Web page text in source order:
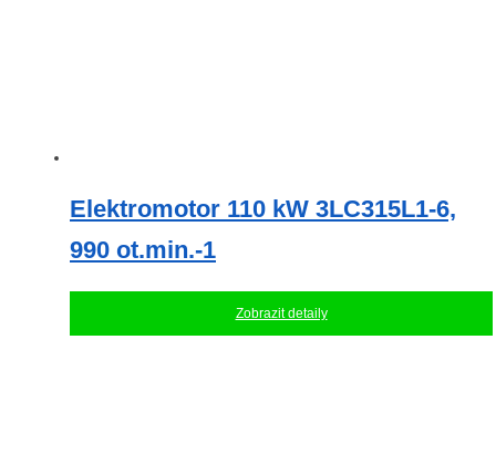
Elektromotor 110 kW 3LC315L1-6,
990 ot.min.-1
Zobrazit detaily